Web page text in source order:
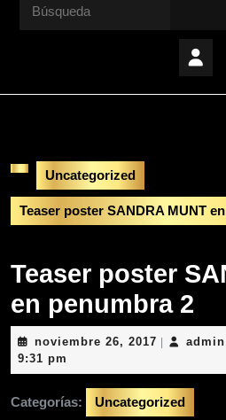
Uncategorized
Teaser poster SANDRA MUNT
Teaser poster
en penumbra 2
noviembre 26, 2017 noviembre
2017
| admin
9:31 pm
Categorías: Uncategorized